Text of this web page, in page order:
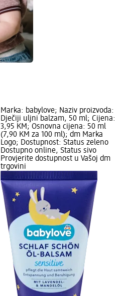
Marka: babylove; Naziv proizvoda:
Dječiji uljni balzam, 50 ml; Cijena:
3,95 KM; Osnovna cijena: 50 ml
(7,90 KM za 100 ml); dm Marka
Logo; Dostupnost: Status zeleno
Dostupno online, Status sivo
Provjerite dostupnost u Vašoj dm
trgovini